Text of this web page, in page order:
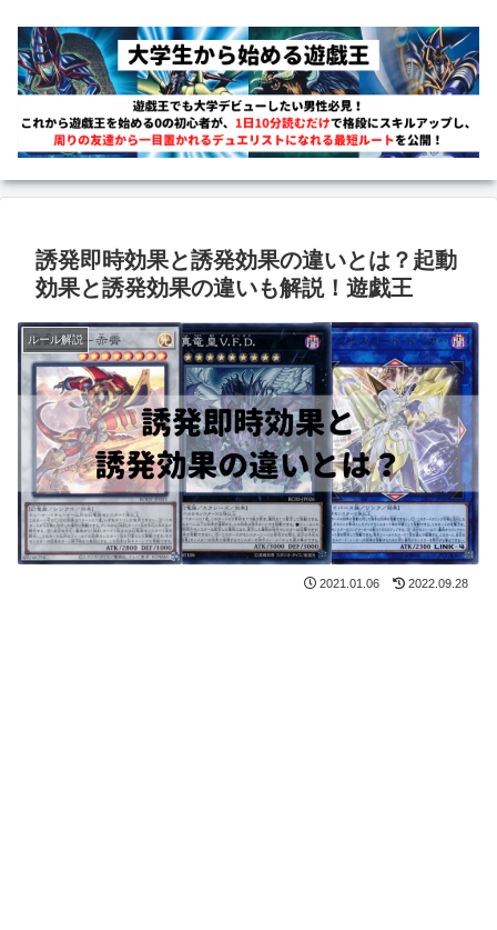
誘発即時効果と誘発効果の違いとは？起動
効果と誘発効果の違いも解説！遊戯王
ルール解説
2021.01.06 2022.09.28